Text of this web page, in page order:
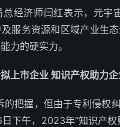
总经济师闫红表示，元宇
服务资源和区域产业生
力的硬实力。
上市企业 知识产权助力
的把握，但由于专利侵权
下午，2023年“知识产